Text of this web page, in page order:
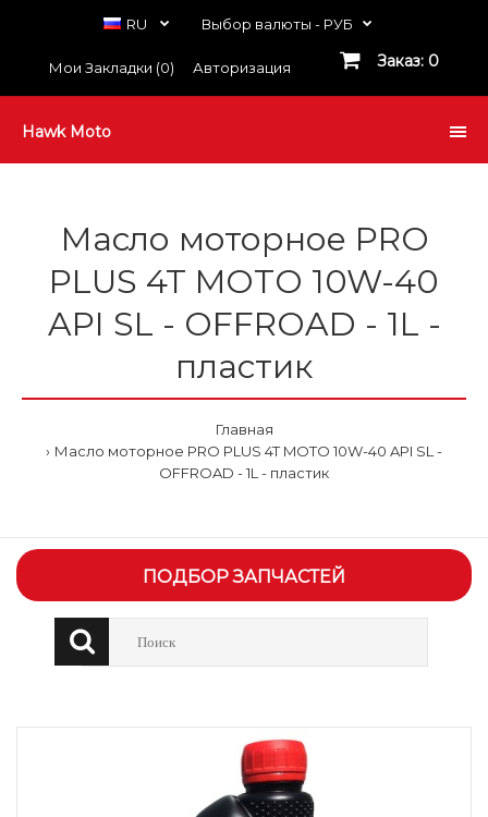
RU Выбор валюты - РУБ
Мои Закладки (0) Авторизация Заказ: 0
Hawk Moto
Масло моторное PRO
PLUS 4T MOTO 10W-40
API SL - OFFROAD - 1L -
пластик
Главная
Масло моторное PRO PLUS 4T MOTO 10W-40 API SL -
OFFROAD - 1L - пластик
ПОДБОР ЗАПЧАСТЕЙ